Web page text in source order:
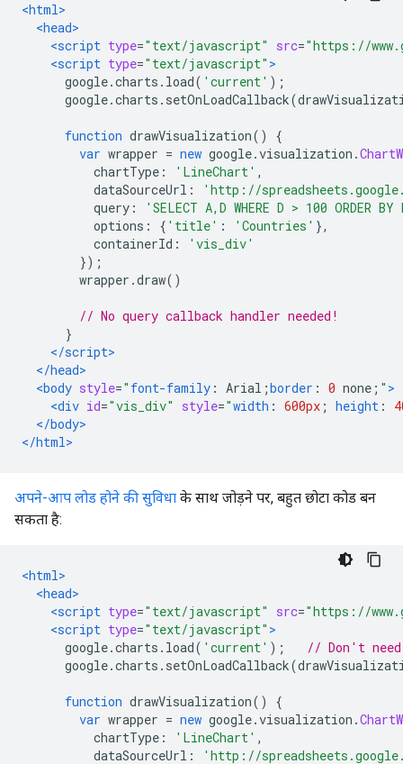
<html>
<head>
<script type="text/javascript" src="https://
<script type="text/javascript" >
google.charts . load( 'current' );
google.charts . setOnLoadCallback(
function drawVisualization()
{
var wrapper = new google.visualization .
chartType : 'LineChart' ,
dataSourceUrl :
'http://
query :
'SELECT A,D WHERE D > 100 ORDER
options : { 'title' : 'Countries' },
containerId :
'vis_div'
});
wrapper .draw()
// No query callback handler needed!
}
</script>
</head>
<body style=" font-family : Arial ;border : 0 none ; " >
<div id="vis_div" style="width : 600px ; height :
</body>
</html>
अपने-आप लोड होने की सुविधा के साथ जोड़ने पर, बहुत छोटा कोड बन
सकता है:
<html>
<head>
<script type="text/javascript" src="https://
<script type="text/javascript" >
google.charts . load( 'current' );
// Don't
google.charts . setOnLoadCallback(
function drawVisualization()
{
var wrapper = new google.visualization .
chartType : 'LineChart' ,
dataSourceUrl : 'http://